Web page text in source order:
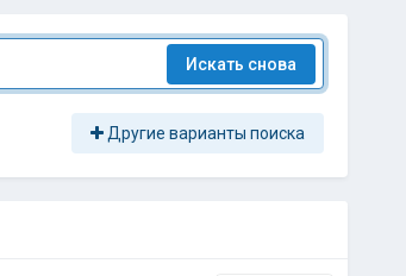
Искать снова
Другие варианты поиска